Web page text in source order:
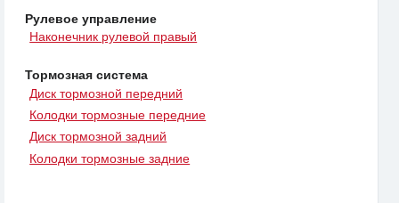
Рулевое управление
Наконечник рулевой правый
Тормозная система
Диск тормозной передний
Колодки тормозные передние
Диск тормозной задний
Колодки тормозные задние